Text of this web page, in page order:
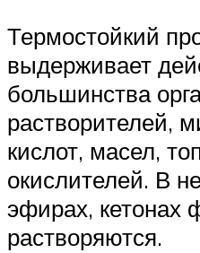
Термостойкий
выдерживает
большинства
растворителей,
кислот, масел,
окислителей. В
эфирах, кетонах
растворяются.